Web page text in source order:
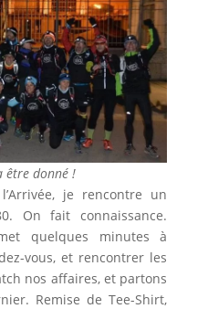
être donné !
je rencontre un
On fait connaissance.
quelques minutes à
vous, et rencontrer les
nos affaires, et partons
Remise de Tee-Shirt,